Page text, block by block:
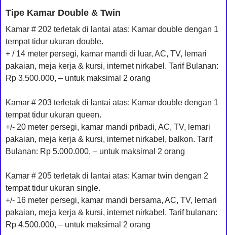
Tipe Kamar Double & Twin
Kamar # 202 terletak di lantai atas: Kamar double dengan 1
tempat tidur ukuran double.
+ / 14 meter persegi, kamar mandi di luar, AC, TV, lemari
pakaian, meja kerja & kursi, internet nirkabel. Tarif Bulanan:
Rp 3.500.000, – untuk maksimal 2 orang
Kamar # 203 terletak di lantai atas: Kamar double dengan 1
tempat tidur ukuran queen.
+/- 20 meter persegi, kamar mandi pribadi, AC, TV, lemari
pakaian, meja kerja & kursi, internet nirkabel, balkon. Tarif
Bulanan: Rp 5.000.000, – untuk maksimal 2 orang
Kamar # 205 terletak di lantai atas: Kamar twin dengan 2
tempat tidur ukuran single.
+/- 16 meter persegi, kamar mandi bersama, AC, TV, lemari
pakaian, meja kerja & kursi, internet nirkabel. Tarif bulanan:
Rp 4.500.000, – untuk maksimal 2 orang